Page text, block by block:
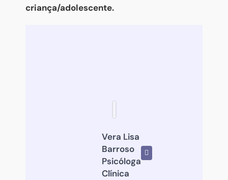
criança/adolescente.
Vera Lisa
Barroso
Psicóloga
Clínica